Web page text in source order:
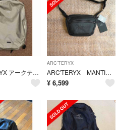
ARC’TERYX アークテリクス Granville 16 グランヴィル16 リュック バックパック グレー
ARC'TERYX
ARC'TERYX MANTIS1 アークテリクス マンティス1 X000009234 ブラック Ⅱ 新品
¥ 6,599